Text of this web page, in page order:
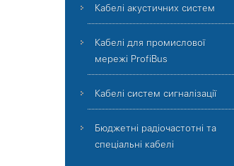
Кабелі акустичних систем
Кабелі для промислової
мережі ProfiBus
Кабелі систем сигналізації
Бюджетні радіочастотні та
спеціальні кабелі